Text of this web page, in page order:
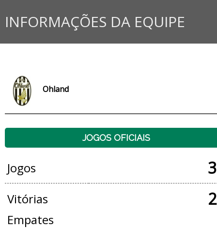
INFORMAÇÕES DA EQUIPE
Ohland
JOGOS OFICIAIS
Jogos
Vitórias
Empates